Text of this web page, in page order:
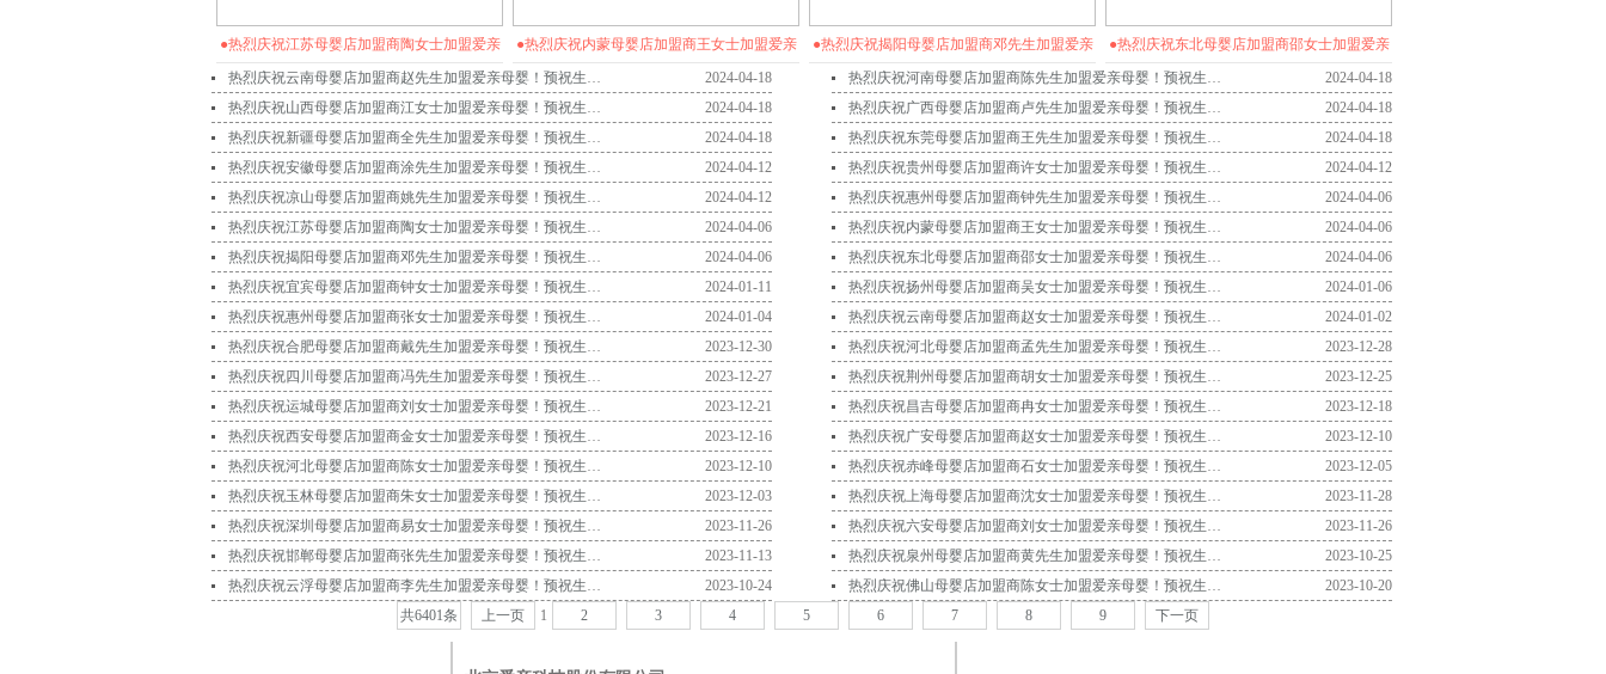
●热烈庆祝江苏母婴店加盟商陶女士加盟爱亲
母婴！预祝生意兴隆！
●热烈庆祝内蒙母婴店加盟商王女士加盟爱亲
母婴！预祝生意兴隆！
●热烈庆祝揭阳母婴店加盟商邓先生加盟爱亲
母婴！预祝生意兴隆！
●热烈庆祝东北母婴店加盟商邵女士加盟爱亲
母婴！预祝生意兴隆！
热烈庆祝云南母婴店加盟商赵先生加盟爱亲母婴！预祝生意兴隆！ 2024-04-18 热烈庆祝河南母婴店加盟商陈先生加盟爱亲母婴！预祝生意兴隆！
2024-04-18
热烈庆祝山西母婴店加盟商江女士加盟爱亲母婴！预祝生意兴隆！
2024-04-18 热烈庆祝广西母婴店加盟商卢先生加盟爱亲母婴！预祝生意兴隆！
2024-04-18
热烈庆祝新疆母婴店加盟商全先生加盟爱亲母婴！预祝生意兴隆！
2024-04-18 热烈庆祝东莞母婴店加盟商王先生加盟爱亲母婴！预祝生意兴隆！
2024-04-18
热烈庆祝安徽母婴店加盟商涂先生加盟爱亲母婴！预祝生意兴隆！
2024-04-12 热烈庆祝贵州母婴店加盟商许女士加盟爱亲母婴！预祝生意兴隆！
2024-04-12
热烈庆祝凉山母婴店加盟商姚先生加盟爱亲母婴！预祝生意兴隆！
2024-04-12 热烈庆祝惠州母婴店加盟商钟先生加盟爱亲母婴！预祝生意兴隆！
2024-04-06
热烈庆祝江苏母婴店加盟商陶女士加盟爱亲母婴！预祝生意兴隆！
2024-04-06 热烈庆祝内蒙母婴店加盟商王女士加盟爱亲母婴！预祝生意兴隆！
2024-04-06
热烈庆祝揭阳母婴店加盟商邓先生加盟爱亲母婴！预祝生意兴隆！
2024-04-06 热烈庆祝东北母婴店加盟商邵女士加盟爱亲母婴！预祝生意兴隆！
2024-04-06
热烈庆祝宜宾母婴店加盟商钟女士加盟爱亲母婴！预祝生意兴隆！
2024-01-11 热烈庆祝扬州母婴店加盟商吴女士加盟爱亲母婴！预祝生意兴隆！
2024-01-06
热烈庆祝惠州母婴店加盟商张女士加盟爱亲母婴！预祝生意兴隆！
2024-01-04 热烈庆祝云南母婴店加盟商赵女士加盟爱亲母婴！预祝生意兴隆！
2024-01-02
热烈庆祝合肥母婴店加盟商戴先生加盟爱亲母婴！预祝生意兴隆！
2023-12-30 热烈庆祝河北母婴店加盟商孟先生加盟爱亲母婴！预祝生意兴隆！
2023-12-28
热烈庆祝四川母婴店加盟商冯先生加盟爱亲母婴！预祝生意兴隆！
2023-12-27 热烈庆祝荆州母婴店加盟商胡女士加盟爱亲母婴！预祝生意兴隆！
2023-12-25
热烈庆祝运城母婴店加盟商刘女士加盟爱亲母婴！预祝生意兴隆！
2023-12-21 热烈庆祝昌吉母婴店加盟商冉女士加盟爱亲母婴！预祝生意兴隆！
2023-12-18
热烈庆祝西安母婴店加盟商金女士加盟爱亲母婴！预祝生意兴隆！
2023-12-16 热烈庆祝广安母婴店加盟商赵女士加盟爱亲母婴！预祝生意兴隆！
2023-12-10
热烈庆祝河北母婴店加盟商陈女士加盟爱亲母婴！预祝生意兴隆！
2023-12-10 热烈庆祝赤峰母婴店加盟商石女士加盟爱亲母婴！预祝生意兴隆！
2023-12-05
热烈庆祝玉林母婴店加盟商朱女士加盟爱亲母婴！预祝生意兴隆！
2023-12-03 热烈庆祝上海母婴店加盟商沈女士加盟爱亲母婴！预祝生意兴隆！
2023-11-28
热烈庆祝深圳母婴店加盟商易女士加盟爱亲母婴！预祝生意兴隆！
2023-11-26 热烈庆祝六安母婴店加盟商刘女士加盟爱亲母婴！预祝生意兴隆！
2023-11-26
热烈庆祝邯郸母婴店加盟商张先生加盟爱亲母婴！预祝生意兴隆！
2023-11-13 热烈庆祝泉州母婴店加盟商黄先生加盟爱亲母婴！预祝生意兴隆！
2023-10-25
热烈庆祝云浮母婴店加盟商李先生加盟爱亲母婴！预祝生意兴隆！
2023-10-24 热烈庆祝佛山母婴店加盟商陈女士加盟爱亲母婴！预祝生意兴隆！
2023-10-20
共6401条
上一页 1 2 3 4 5 6 7 8 9 下一页